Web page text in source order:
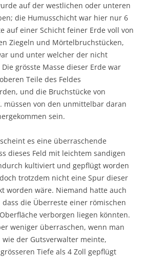
auf der westlichen oder unteren
die Humusschicht war hier nur 6
auf einer Schicht feiner Erde voll von
Ziegeln und Mörtelbruchstücken,
und unter welcher der nicht
grösste Masse dieser Erde war
Teile des Feldes
und die Bruchstücke von
müssen von den unmittelbar daran
sein.
es eine überraschende
dieses Feld mit leichtem sandigen
kultiviert und gepflügt worden
trotzdem nicht eine Spur dieser
worden wäre. Niemand hatte auch
die Überreste einer römischen
verborgen liegen könnten.
weniger überraschen, wenn man
wie der Gutsverwalter meinte,
Tiefe als 4 Zoll gepflügt